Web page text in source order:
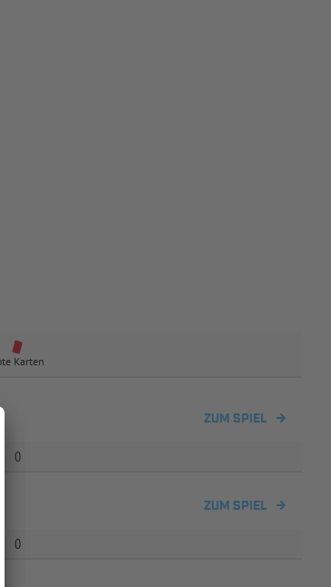
Karten
ZUM SPIEL
0
ZUM SPIEL
0